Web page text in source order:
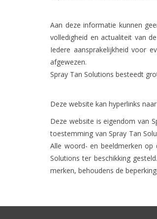
Aan deze informatie kunnen
volledigheid en actualiteit van
Iedere aansprakelijkheid voor
afgewezen.
Spray Tan Solutions besteedt
Deze website kan hyperlinks
Deze website is eigendom van
toestemming van Spray Tan
Alle woord- en beeldmerken
Solutions ter beschikking
merken, behoudens de